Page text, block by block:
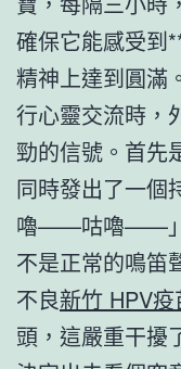
確保它能感受到
精神上達到圓滿
行心靈交流時，
勁的信號。首先
同時發出了一個
嚕——咕嚕——」
不是正常的鳴笛
不良新竹 HPV疫
頭，這嚴重干擾